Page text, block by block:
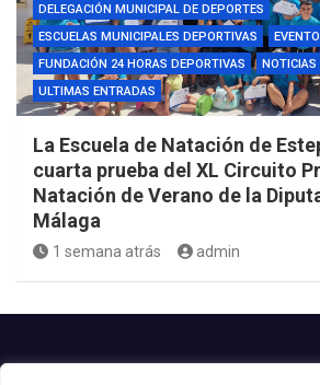
DELEGACIÓN MUNICIPAL DE DEPORTES
ESCUELAS MUNICIPALES DEPORTIVAS
FUNDACIÓN 24 HORAS DEPORTIVAS
NOTICIAS
ULTIMAS ENTRADAS
La Escuela de Natación de
cuarta prueba del XL Circuito
Natación de Verano de la
Málaga
1 semana atrás admin